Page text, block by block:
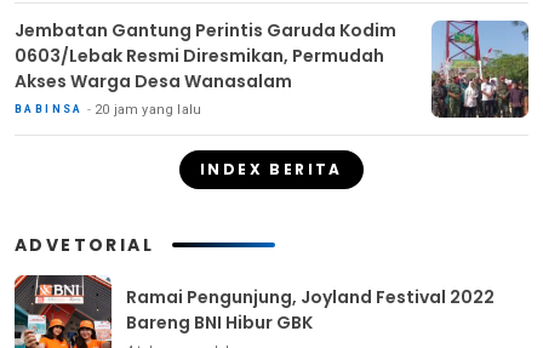
Jembatan Gantung Perintis Garuda Kodim
0603/Lebak Resmi Diresmikan, Permudah
Akses Warga Desa Wanasalam
BABINSA 20 jam yang lalu
INDEX BERITA
ADVETORIAL
Ramai Pengunjung, Joyland Festival 2022
Bareng BNI Hibur GBK